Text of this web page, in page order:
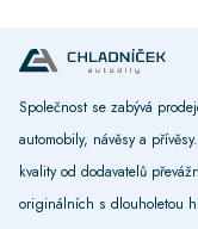
Společnost se zabývá
automobily, návěsy a
kvality od dodavatelů
originálních s dlouholetou